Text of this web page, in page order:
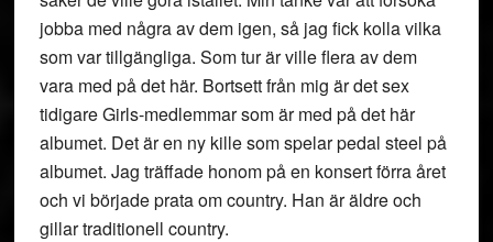
jobba med några av dem igen, så jag fick kolla vilka
som var tillgängliga. Som tur är ville flera av dem
vara med på det här. Bortsett från mig är det sex
tidigare Girls-medlemmar som är med på det här
albumet. Det är en ny kille som spelar pedal steel på
albumet. Jag träffade honom på en konsert förra året
och vi började prata om country. Han är äldre och
gillar traditionell country.